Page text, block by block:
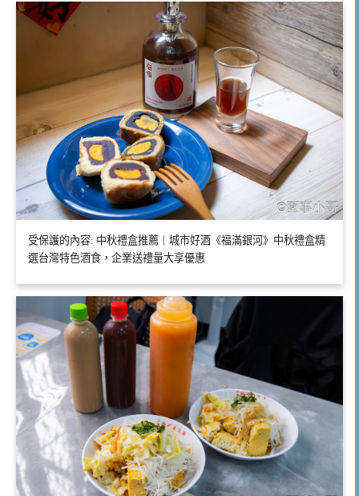
受保護的內容: 中秋禮盒推薦｜城市好酒《福滿銀河》中秋禮盒精
選台灣特色酒食，企業送禮量大享優惠